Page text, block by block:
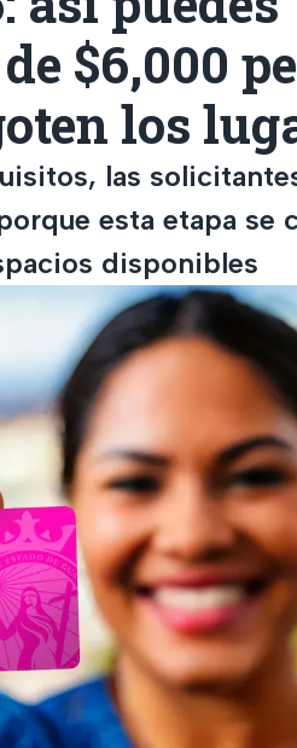
$6,000
los
las
esta etapa se
disponibles